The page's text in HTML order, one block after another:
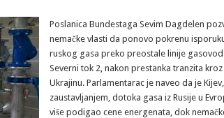
Poslanica Bundestaga Sevim Dagdelen
nemačke vlasti da ponovo pokrenu
ruskog gasa preko preostale linije
Severni tok 2, nakon prestanka tranzita kroz
Ukrajinu. Parlamentarac je naveo da je Kijev,
zaustavljanjem, dotoka gasa iz Rusije u
više podigao cene energenata, dok